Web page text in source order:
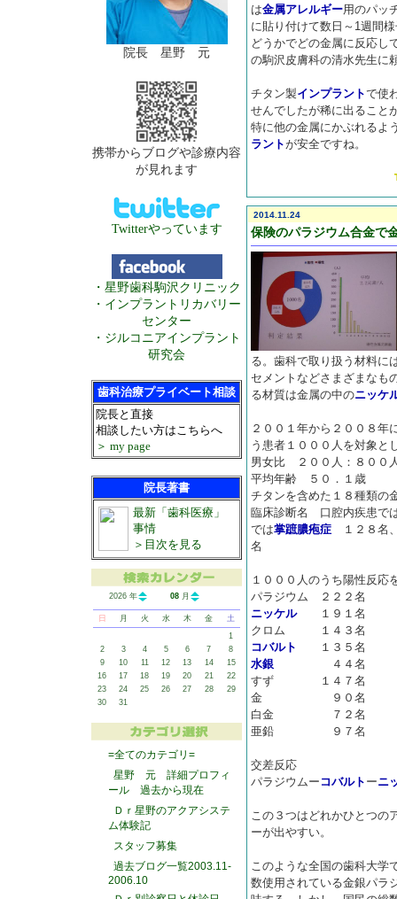
院長 星野 元
携帯からブログや診療内容
が見れます
Twitterやっています
・星野歯科駒沢クリニック
・インプラントリカバリー
センター
・ジルコニアインプラント
研究会
歯科治療プライベート相談
院長と直接
相談したい方はこちらへ
＞ my page
院長著書
最新「歯科医療」
事情
＞目次を見る
2026 年 08 月
日 月 火 水 木 金
土
1
2
3 4 5 6 7
8
9
10 11 12 13 14
15
16
17 18 19 20 21
22
23
24 25 26 27 28
29
30
31
=全てのカテゴリ=
星野 元 詳細プロフィ
ール 過去から現在
Ｄｒ星野のアクアシステ
ム体験記
スタッフ募集
過去ブログ一覧2003.11-
2006.10
は金属アレルギー用のパッ
に貼り付けて数日～1週間
どうかでどの金属に反応し
の駒沢皮膚科の清水先生に
チタン製インプラントで使
せんでしたが稀に出ること
特に他の金属にかぶれるよ
ラントが安全ですね。
2014.11.24
保険のパラジウム合金で
る。歯科で取り扱う材料に
セメントなどさまざまなも
る材質は金属の中のニッケ
２００１年から２００８年
う患者１０００人を対象と
男女比 ２００人：８００
平均年齢 ５０．１歳
チタンを含めた１８種類の
臨床診断名 口腔内疾患で
では掌蹠膿疱症 １２８名
名
１０００人のうち陽性反
パラジウム ２２２名
ニッケル１９１名
クロム １４３名
コバルト
１３５名
水銀 ４４名
すず １４７名
金 ９０名
白金 ７２名
亜鉛 ９７名
交差反応
パラジウムー コバルト ーニ
この３つはどれかひとつの
ーが出やすい。
このような全国の歯科大学
数使用されている金銀パラ